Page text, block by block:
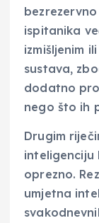
ispitanika
izmišljenim
sustava,
dodatno
nego što ih
Drugim
inteligenciju
oprezno.
umjetna